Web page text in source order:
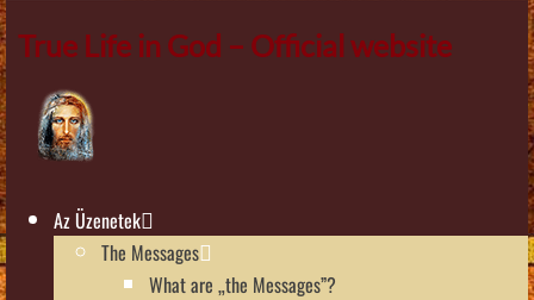
True Life in God – Official website
Az Üzenetek
The Messages
What are „the Messages”?